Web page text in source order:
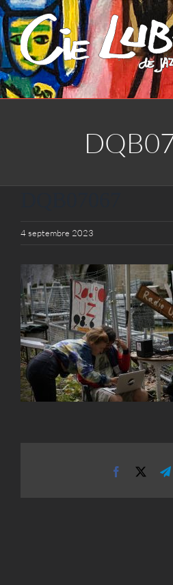
Passer
au
contenu
4 septembre 2023
Facebook